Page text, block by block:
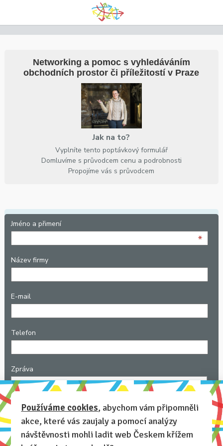
Networking a pomoc s vyhledáváním
obchodních prostor či příležitostí v Praze
Jak na to?
Vyplníte tento poptávkový formulář
Domluvíme s průvodcem cenu a podrobnosti
Propojíme vás s průvodcem
Jméno a přimení
*
Název firmy
E-mail
Telefon
Zpráva
*
Napište nám podrobnosti: ideální datum konání akce, počet
zaměstnanců, zda máte preference, kde akci uspořádat, další
informace, které by měl průvodce vědět
Používáme cookies, abychom vám připomněli
akce, které vás zaujaly a pomocí analýzy
návštěvnosti mohli ladit web Českem křížem